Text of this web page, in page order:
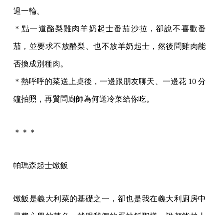
過一輪。
＊點一道酪梨雞肉羊奶起士番茄沙拉，卻說不喜歡番
茄，並要求不放酪梨、也不放羊奶起士，然後問雞肉能
否換成別種肉。
＊熱呼呼的菜送上桌後，一邊跟朋友聊天、一邊花 10 分
鐘拍照，再質問廚師為何送冷菜給你吃。
＊＊＊
帕瑪森起士燉飯
燉飯是義大利菜的基礎之一，卻也是我在義大利廚房中